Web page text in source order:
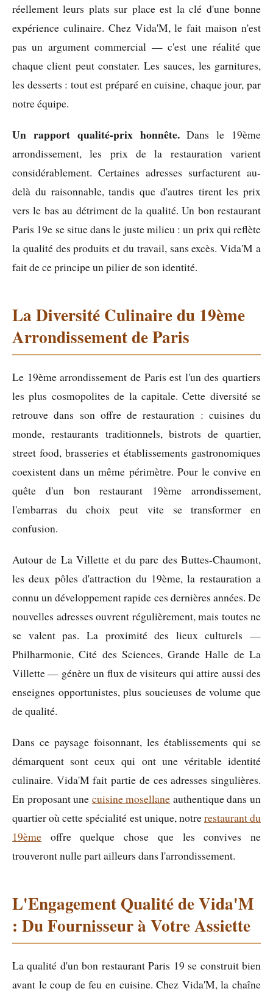
réellement leurs plats sur place est la clé d'une bonne
expérience culinaire. Chez Vida'M, le fait maison n'est
pas un argument commercial — c'est une réalité que
chaque client peut constater. Les sauces, les garnitures,
les desserts : tout est préparé en cuisine, chaque jour, par
notre équipe.
Un rapport qualité-prix honnête.Dans le 19ème
arrondissement, les prix de la restauration varient
considérablement. Certaines adresses surfacturent au-
delà du raisonnable, tandis que d'autres tirent les prix
vers le bas au détriment de la qualité. Un bon restaurant
Paris 19e se situe dans le juste milieu : un prix qui reflète
la qualité des produits et du travail, sans excès. Vida'M a
fait de ce principe un pilier de son identité.
La Diversité Culinaire du 19ème
Arrondissement de Paris
Le 19ème arrondissement de Paris est l'un des quartiers
les plus cosmopolites de la capitale. Cette diversité se
retrouve dans son offre de restauration : cuisines du
monde, restaurants traditionnels, bistrots de quartier,
street food, brasseries et établissements gastronomiques
coexistent dans un même périmètre. Pour le convive en
quête d'un bon restaurant 19ème arrondissement,
l'embarras du choix peut vite se transformer en
confusion.
Autour de La Villette et du parc des Buttes-Chaumont,
les deux pôles d'attraction du 19ème, la restauration a
connu un développement rapide ces dernières années. De
nouvelles adresses ouvrent régulièrement, mais toutes ne
se valent pas. La proximité des lieux culturels —
Philharmonie, Cité des Sciences, Grande Halle de La
Villette — génère un flux de visiteurs qui attire aussi des
enseignes opportunistes, plus soucieuses de volume que
de qualité.
Dans ce paysage foisonnant, les établissements qui se
démarquent sont ceux qui ont une véritable identité
culinaire. Vida'M fait partie de ces adresses singulières.
En proposant une cuisine mosellane authentique dans un
quartier où cette spécialité est unique, notrerestaurant du
19ème offre quelque chose que les convives ne
trouveront nulle part ailleurs dans l'arrondissement.
L'Engagement Qualité de Vida'M
: Du Fournisseur à Votre Assiette
La qualité d'un bon restaurant Paris 19 se construit bien
avant le coup de feu en cuisine. Chez Vida'M, la chaîne